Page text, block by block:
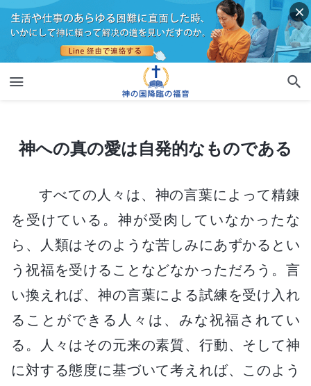
神への真の愛は自発的なものである
神への真の愛は自発的なものである
すべての人々は、神の言葉によって精錬
を受けている。神が受肉していなかったな
ら、人類はそのような苦しみにあずかるとい
う祝福を受けることなどなかっただろう。言
い換えれば、神の言葉による試練を受け入れ
ることができる人々は、みな祝福されてい
る。人々はその元来の素質、行動、そして神
に対する態度に基づいて考えれば、このよう